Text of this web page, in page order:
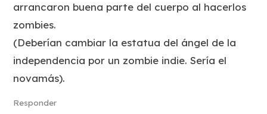
arrancaron buena parte del cuerpo al hacerlos
zombies.
(Deberían cambiar la estatua del ángel de la
independencia por un zombie indie. Sería el
novamás).
Responder